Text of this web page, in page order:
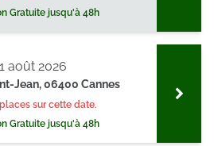
Gratuite jusqu'à 48h
Jean, 06400 Cannes
sur cette date.
Gratuite jusqu'à 48h
août 2026